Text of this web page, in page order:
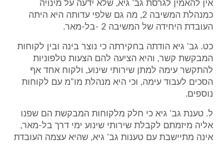
אין להאמין לגרסת גב' גיא, שלא ידעה על מינויה
כמנהלת המשיבה 2, מה גם שלפי עדותה היא היתה
העובדת היחידה של המשיבה 2 -בל-מאר.
כט. גב' גיא הודתה בחקירתה כי נוצר בינה ובין לקוחות
המבקשת קשר, והיא הציעה להם הצעות טלפוניות
להתקשר עימה למתן שירותי שינוע, ולקוח אחד אף
הסכים לעבוד עימה, וכי היא מנהלת מו"מ עם לקוחות
נוספים.
ל. טענת גב' גיא כי חלק מלקוחות המבקשת הם שפנו
אליה מיזמתם לקבלת שירותי שינוע ימי דרך בל-מאר,
אינה מתיישבת עם טענות גב' גיא, שהיא עצמה העובדת